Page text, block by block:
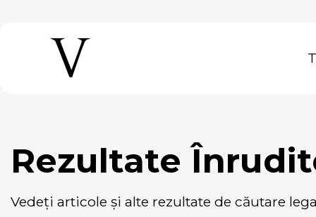
Rezultate
vedeți articole și alte rezultate de căutare legate de sau care conțin